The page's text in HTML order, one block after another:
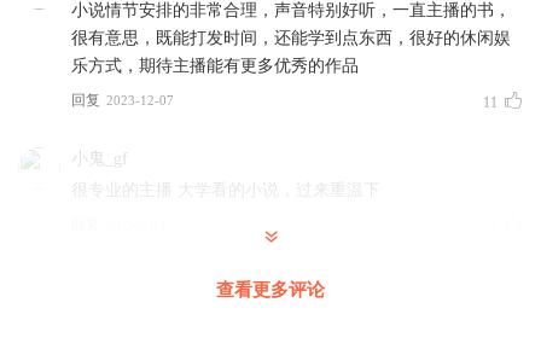
小说情节安排的非常合理，声音特别好听，一直主播的书，
很有意思，既能打发时间，还能学到点东西，很好的休闲娱
乐方式，期待主播能有更多优秀的作品
回复 2023-12-07 11
小鬼_gf
很专业的主播 大学看的小说，过来重温下
查看更多评论